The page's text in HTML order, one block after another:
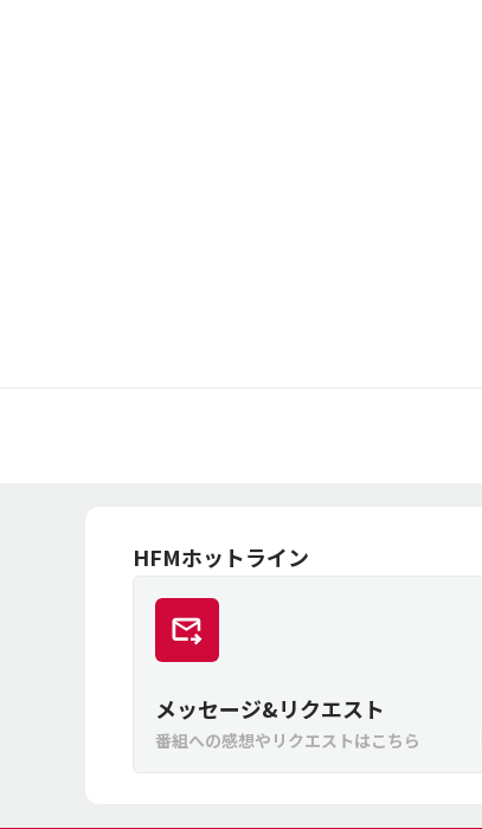
HFMホットライン
メッセージ&リクエスト
番組への感想やリクエストはこちら